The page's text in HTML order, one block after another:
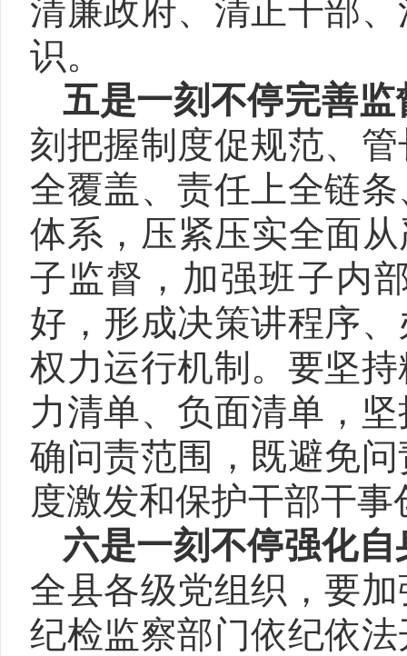
清廉政府、清正干部
识。
五是一刻不停完善
刻把握制度促规范、
全覆盖、责任上全链
体系，压紧压实全面
子监督，加强班子内
好，形成决策讲程序
权力运行机制。要坚
力清单、负面清单，
确问责范围，既避免
度激发和保护干部干
六是一刻不停强化
全县各级党组织，要
纪检监察部门依纪依